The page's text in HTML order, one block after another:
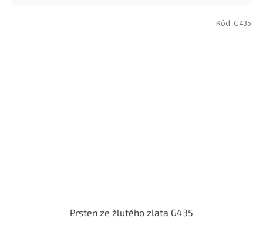
Prsten ze žlutého zlata G435
Kód: G435